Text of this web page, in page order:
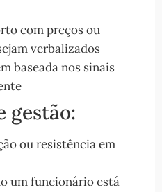
com preços ou
verbalizados
baseada nos sinais
gestão:
ou resistência em
um funcionário está